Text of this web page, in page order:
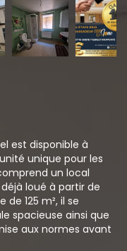
est disponible à
unique pour les
un local
loué à partir de
125 m², il se
spacieuse ainsi que
aux normes avant